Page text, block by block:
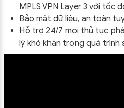
MPLS VPN Layer 3 với tốc
Bảo mật dữ liệu, an toàn
Hỗ trợ 24/7 mọi thủ tục
lý khó khăn trong quá trình